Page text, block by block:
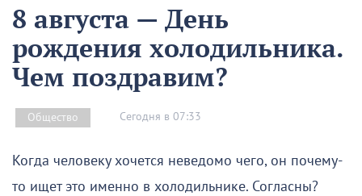
8 августа — День
рождения холодильника.
Чем поздравим?
Общество Сегодня в 07:33
Когда человеку хочется неведомо чего, он почему-
то ищет это именно в холодильнике. Согласны?